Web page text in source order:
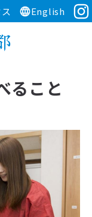
English
ること